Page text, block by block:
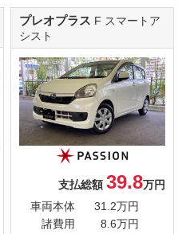
プレオプラス F スマートア
シスト
支払総額 39.8万円
車両本体
31.2万円
諸費用
8.6万円